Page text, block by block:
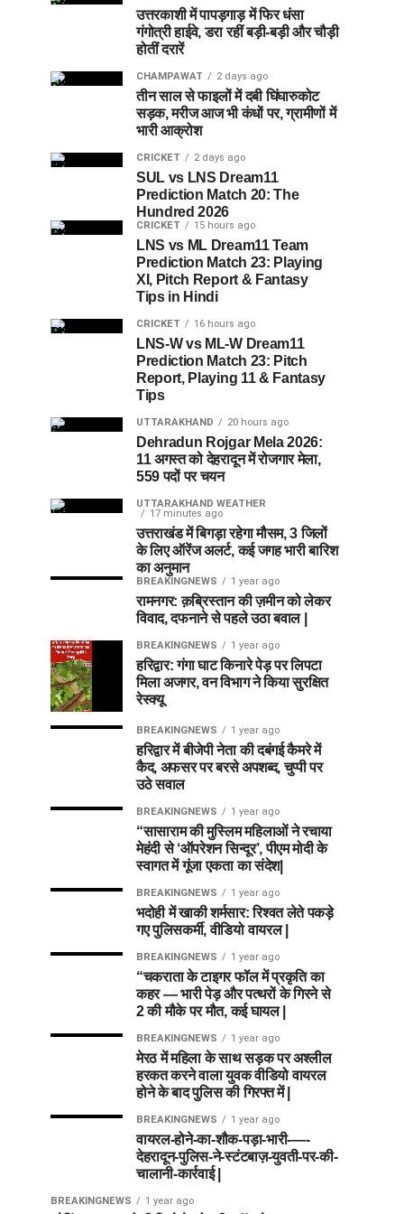
उत्तरकाशी में पापड़गाड़ में फिर धंसा
गंगोत्री हाईवे, डरा रहीं बड़ी-बड़ी और चौड़ी
होतीं दरारें
CHAMPAWAT 2 days ago
तीन साल से फाइलों में दबी घिंघारुकोट
सड़क, मरीज आज भी कंधों पर, ग्रामीणों में
भारी आक्रोश
CRICKET 2 days ago
SUL vs LNS Dream11
Prediction Match 20: The
Hundred 2026
CRICKET 15 hours ago
LNS vs ML Dream11 Team
Prediction Match 23: Playing
XI, Pitch Report & Fantasy
Tips in Hindi
CRICKET 16 hours ago
LNS-W vs ML-W Dream11
Prediction Match 23: Pitch
Report, Playing 11 & Fantasy
Tips
UTTARAKHAND 20 hours ago
Dehradun Rojgar Mela 2026:
11 अगस्त को देहरादून में रोजगार मेला,
559 पदों पर चयन
UTTARAKHAND WEATHER
17 minutes ago
उत्तराखंड में बिगड़ा रहेगा मौसम, 3 जिलों
के लिए ऑरेंज अलर्ट, कई जगह भारी बारिश
का अनुमान
BREAKINGNEWS 1 year ago
रामनगर: क़ब्रिस्तान की ज़मीन को लेकर
विवाद, दफनाने से पहले उठा बवाल |
BREAKINGNEWS 1 year ago
हरिद्वार: गंगा घाट किनारे पेड़ पर लिपटा
मिला अजगर, वन विभाग ने किया सुरक्षित
रेस्क्यू
BREAKINGNEWS 1 year ago
हरिद्वार में बीजेपी नेता की दबंगई कैमरे में
कैद, अफसर पर बरसे अपशब्द, चुप्पी पर
उठे सवाल
BREAKINGNEWS 1 year ago
“सासाराम की मुस्लिम महिलाओं ने रचाया
मेहंदी से ‘ऑपरेशन सिन्दूर’, पीएम मोदी के
स्वागत में गूंजा एकता का संदेश|
BREAKINGNEWS 1 year ago
भदोही में खाकी शर्मसार: रिश्वत लेते पकड़े
गए पुलिसकर्मी, वीडियो वायरल |
BREAKINGNEWS 1 year ago
“चकराता के टाइगर फॉल में प्रकृति का
कहर — भारी पेड़ और पत्थरों के गिरने से
2 की मौके पर मौत, कई घायल |
BREAKINGNEWS 1 year ago
मेरठ में महिला के साथ सड़क पर अश्लील
हरकत करने वाला युवक वीडियो वायरल
होने के बाद पुलिस की गिरफ्त में |
BREAKINGNEWS 1 year ago
वायरल-होने-का-शौक-पड़ा-भारी-—-
देहरादून-पुलिस-ने-स्टंटबाज़-युवती-पर-की-
चालानी-कार्रवाई |
BREAKINGNEWS 1 year ago